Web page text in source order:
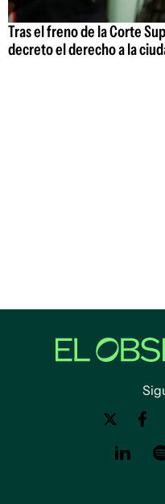
Tras el freno de la Corte
decreto el derecho a la